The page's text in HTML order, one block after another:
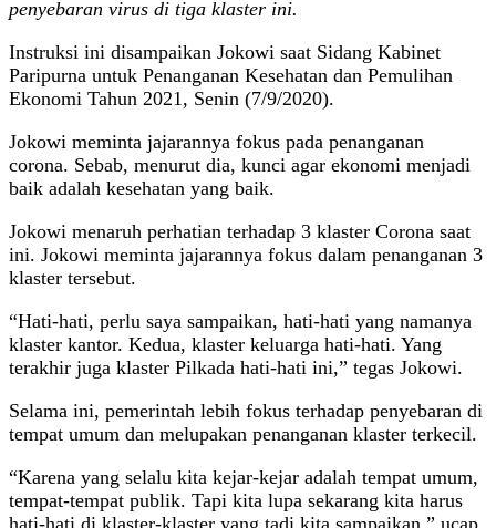
penyebaran virus di tiga klaster ini.
Instruksi ini disampaikan Jokowi saat Sidang Kabinet
Paripurna untuk Penanganan Kesehatan dan Pemulihan
Ekonomi Tahun 2021, Senin (7/9/2020).
Jokowi meminta jajarannya fokus pada penanganan
corona. Sebab, menurut dia, kunci agar ekonomi menjadi
baik adalah kesehatan yang baik.
Jokowi menaruh perhatian terhadap 3 klaster Corona saat
ini. Jokowi meminta jajarannya fokus dalam penanganan 3
klaster tersebut.
“Hati-hati, perlu saya sampaikan, hati-hati yang namanya
klaster kantor. Kedua, klaster keluarga hati-hati. Yang
terakhir juga klaster Pilkada hati-hati ini,” tegas Jokowi.
Selama ini, pemerintah lebih fokus terhadap penyebaran di
tempat umum dan melupakan penanganan klaster terkecil.
“Karena yang selalu kita kejar-kejar adalah tempat umum,
tempat-tempat publik. Tapi kita lupa sekarang kita harus
hati-hati di klaster-klaster yang tadi kita sampaikan,” ucap